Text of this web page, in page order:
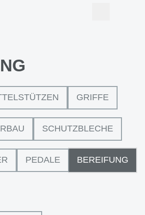
GRIFFE
SCHUTZBLECHE
PEDALE BEREIFUNG